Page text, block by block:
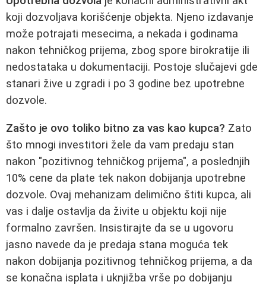
koji dozvoljava korišćenje objekta. Njeno izdavanje
može potrajati mesecima, a nekada i godinama
nakon tehničkog prijema, zbog spore birokratije ili
nedostataka u dokumentaciji. Postoje slučajevi gde
stanari žive u zgradi i po 3 godine bez upotrebne
dozvole.
Zašto je ovo toliko bitno za vas kao kupca? Zato
što mnogi investitori žele da vam predaju stan
nakon "pozitivnog tehničkog prijema", a poslednjih
10% cene da plate tek nakon dobijanja upotrebne
dozvole. Ovaj mehanizam delimično štiti kupca, ali
vas i dalje ostavlja da živite u objektu koji nije
formalno završen. Insistirajte da se u ugovoru
jasno navede da je predaja stana moguća tek
nakon dobijanja pozitivnog tehničkog prijema, a da
se konačna isplata i uknjižba vrše po dobijanju